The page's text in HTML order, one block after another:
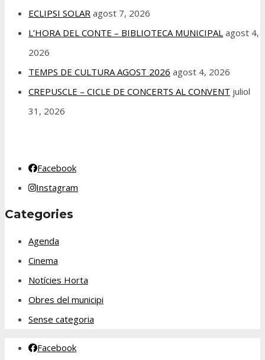
ECLIPSI SOLAR agost 7, 2026
L’HORA DEL CONTE – BIBLIOTECA MUNICIPAL agost 4,
2026
TEMPS DE CULTURA AGOST 2026 agost 4, 2026
CREPUSCLE – CICLE DE CONCERTS AL CONVENT juliol
31, 2026
Facebook
Instagram
Categories
Agenda
Cinema
Notícies Horta
Obres del municipi
Sense categoria
Facebook